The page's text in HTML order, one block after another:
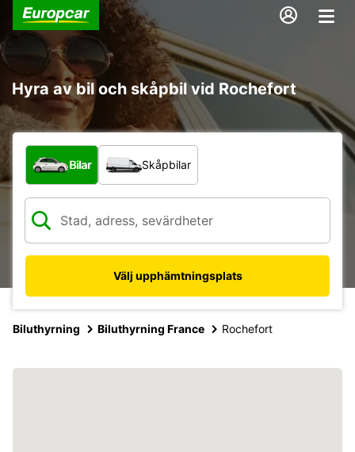
Hyra av bil och skåpbil vid Rochefort
Vilken typ av fordon?
Bilar Skåpbilar
Välj upphämtningsplats
Biluthyrning Biluthyrning France Rochefort